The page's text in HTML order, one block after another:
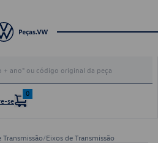
se
0
Transmissão/Eixos de Transmissão